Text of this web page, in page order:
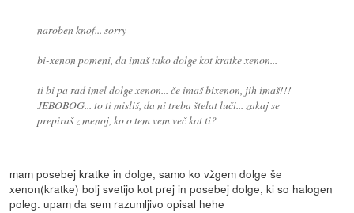
naroben knof... sorry
bi-xenon pomeni, da imaš tako dolge kot kratke xenon...
ti bi pa rad imel dolge xenon... če imaš bixenon, jih imaš!!!
JEBOBOG... to ti misliš, da ni treba štelat luči... zakaj se
prepiraš z menoj, ko o tem vem več kot ti?
mam posebej kratke in dolge, samo ko vžgem dolge še
xenon(kratke) bolj svetijo kot prej in posebej dolge, ki so halogen
poleg. upam da sem razumljivo opisal hehe